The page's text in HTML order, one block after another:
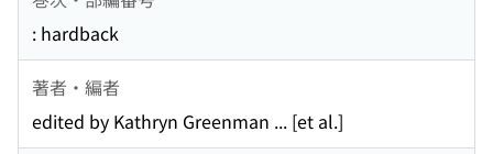
: hardback
著者・編者
edited by Kathryn Greenman ... [et al.]